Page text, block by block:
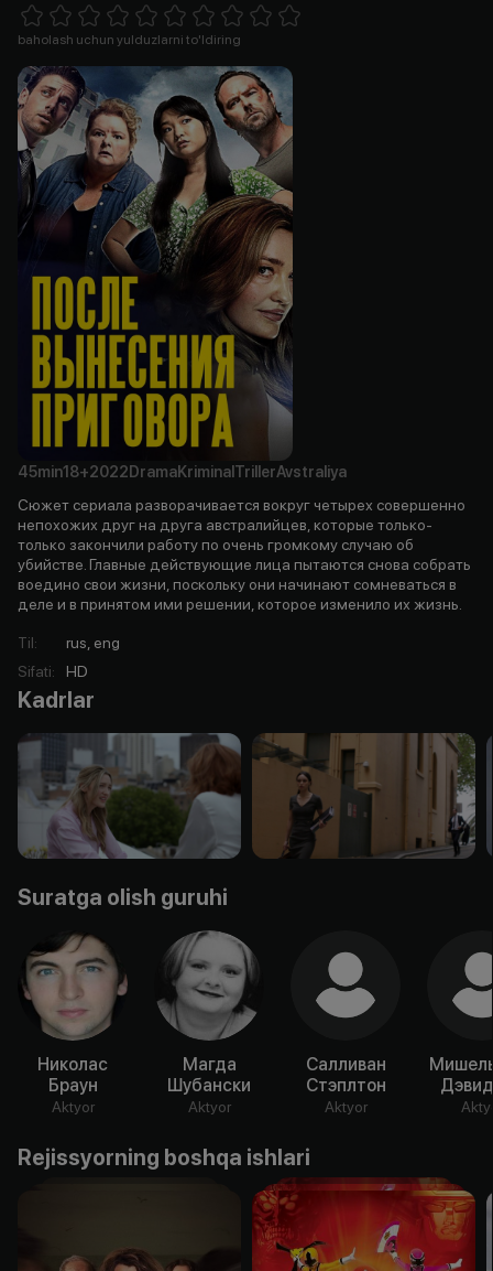
1 Star 2 Stars 3 Stars 4 Stars5 Stars 6 Stars7 Stars8 Stars
baholash uchun yulduzlarni to'ldiring
45min18+2022 DramaKriminal TrillerAvstraliya
Сюжет сериала разворачивается вокруг четырех совершенно
непохожих друг на друга австралийцев, которые только-
только закончили работу по очень громкому случаю об
убийстве. Главные действующие лица пытаются снова собрать
воедино свои жизни, поскольку они начинают сомневаться в
деле и в принятом ими решении, которое изменило их жизнь.
Til:
rus, eng
Sifati: HD
Kadrlar
Suratga olish guruhi
Николас
Браун
Aktyor
Магда
Шубански
Aktyor
Салливан
Стэплтон
Aktyor
Rejissyorning boshqa ishlari